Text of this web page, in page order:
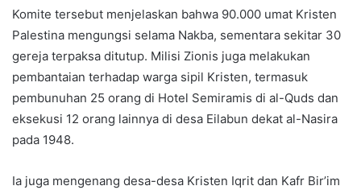
Komite tersebut menjelaskan bahwa 90.000 umat Kristen
Palestina mengungsi selama Nakba, sementara sekitar 30
gereja terpaksa ditutup. Milisi Zionis juga melakukan
pembantaian terhadap warga sipil Kristen, termasuk
pembunuhan 25 orang di Hotel Semiramis di al-Quds dan
eksekusi 12 orang lainnya di desa Eilabun dekat al-Nasira
pada 1948.
Ia juga mengenang desa-desa Kristen Iqrit dan Kafr Bir’im